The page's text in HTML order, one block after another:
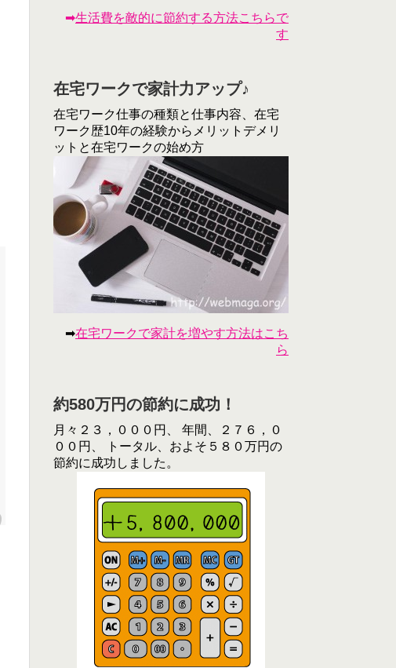
➡生活費を敵的に節約する方法こちらで
す
在宅ワークで家計力アップ♪
在宅ワーク仕事の種類と仕事内容、在宅
ワーク歴10年の経験からメリットデメリ
ットと在宅ワークの始め方
➡在宅ワークで家計を増やす方法はこち
ら
約580万円の節約に成功！
月々２３，０００円、 年間、２７６，０
００円、 トータル、およそ５８０万円の
節約に成功しました。